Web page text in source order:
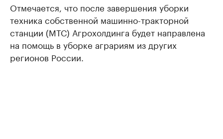
Отмечается, что после завершения уборки
техника собственной машинно-тракторной
станции (МТС) Агрохолдинга будет направлена
на помощь в уборке аграриям из других
регионов России.